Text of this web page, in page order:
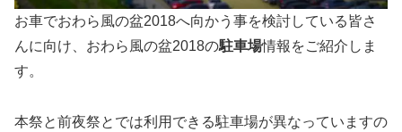
お車でおわら風の盆2018へ向かう事を検討している皆さ
んに向け、おわら風の盆2018の駐車場情報をご紹介しま
す。
本祭と前夜祭とでは利用できる駐車場が異なっていますの